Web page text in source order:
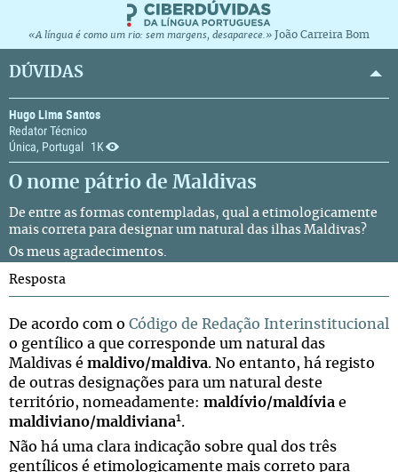
«A língua é como um rio: sem margens, desaparece.» João Carreira Bom
DÚVIDAS
Hugo Lima Santos
Redator Técnico
Única, Portugal
1K
O nome pátrio de Maldivas
De entre as formas contempladas, qual a etimologicamente
mais correta para designar um natural das ilhas Maldivas?
Os meus agradecimentos.
Resposta
De acordo com o Código de Redação Interinstitucional
o gentílico a que corresponde um natural das
Maldivas é maldivo/maldiva. No entanto, há registo
de outras designações para um natural deste
território, nomeadamente: maldívio/maldívia e
maldiviano/maldiviana1 .
Não há uma clara indicação sobre qual dos três
gentílicos é etimologicamente mais correto para